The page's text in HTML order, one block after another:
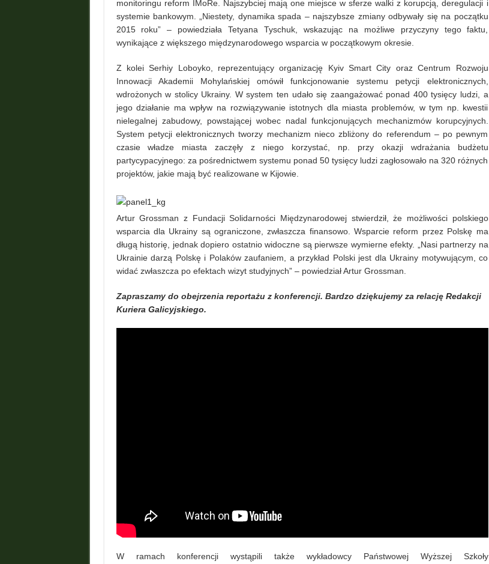
monitoringu reform IMoRe. Najszybciej mają one miejsce w sferze walki z korupcją, deregulacji i
systemie bankowym. „Niestety, dynamika spada – najszybsze zmiany odbywały się na początku
2015 roku” – powiedziała Tetyana Tyschuk, wskazując na możliwe przyczyny tego faktu,
wynikające z większego międzynarodowego wsparcia w początkowym okresie.
Z kolei Serhiy Loboyko, reprezentujący organizację Kyiv Smart City oraz Centrum Rozwoju
Innowacji Akademii Mohylańskiej omówił funkcjonowanie systemu petycji elektronicznych,
wdrożonych w stolicy Ukrainy. W system ten udało się zaangażować ponad 400 tysięcy ludzi, a
jego działanie ma wpływ na rozwiązywanie istotnych dla miasta problemów, w tym np. kwestii
nielegalnej zabudowy, powstającej wobec nadal funkcjonujących mechanizmów korupcyjnych.
System petycji elektronicznych tworzy mechanizm nieco zbliżony do referendum – po pewnym
czasie władze miasta zaczęły z niego korzystać, np. przy okazji wdrażania budżetu
partycypacyjnego: za pośrednictwem systemu ponad 50 tysięcy ludzi zagłosowało na 320 różnych
projektów, jakie mają być realizowane w Kijowie.
Artur Grossman z Fundacji Solidarności Międzynarodowej stwierdził, że możliwości polskiego
wsparcia dla Ukrainy są ograniczone, zwłaszcza finansowo. Wsparcie reform przez Polskę ma
długą historię, jednak dopiero ostatnio widoczne są pierwsze wymierne efekty. „Nasi partnerzy na
Ukrainie darzą Polskę i Polaków zaufaniem, a przykład Polski jest dla Ukrainy motywującym, co
widać zwłaszcza po efektach wizyt studyjnych” – powiedział Artur Grossman.
Zapraszamy do obejrzenia reportażu z konferencji. Bardzo dziękujemy za relację Redakcji
Kuriera Galicyjskiego.
W ramach konferencji wystąpili także wykładowcy Państwowej Wyższej Szkoły